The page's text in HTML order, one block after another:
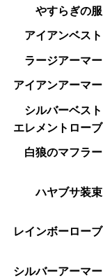
やすらぎの服
アイアンベスト
ラージアーマー
アイアンアーマー
シルバーベスト
エレメントローブ
白狼のマフラー
ハヤブサ装束
レインボーローブ
シルバーアーマー